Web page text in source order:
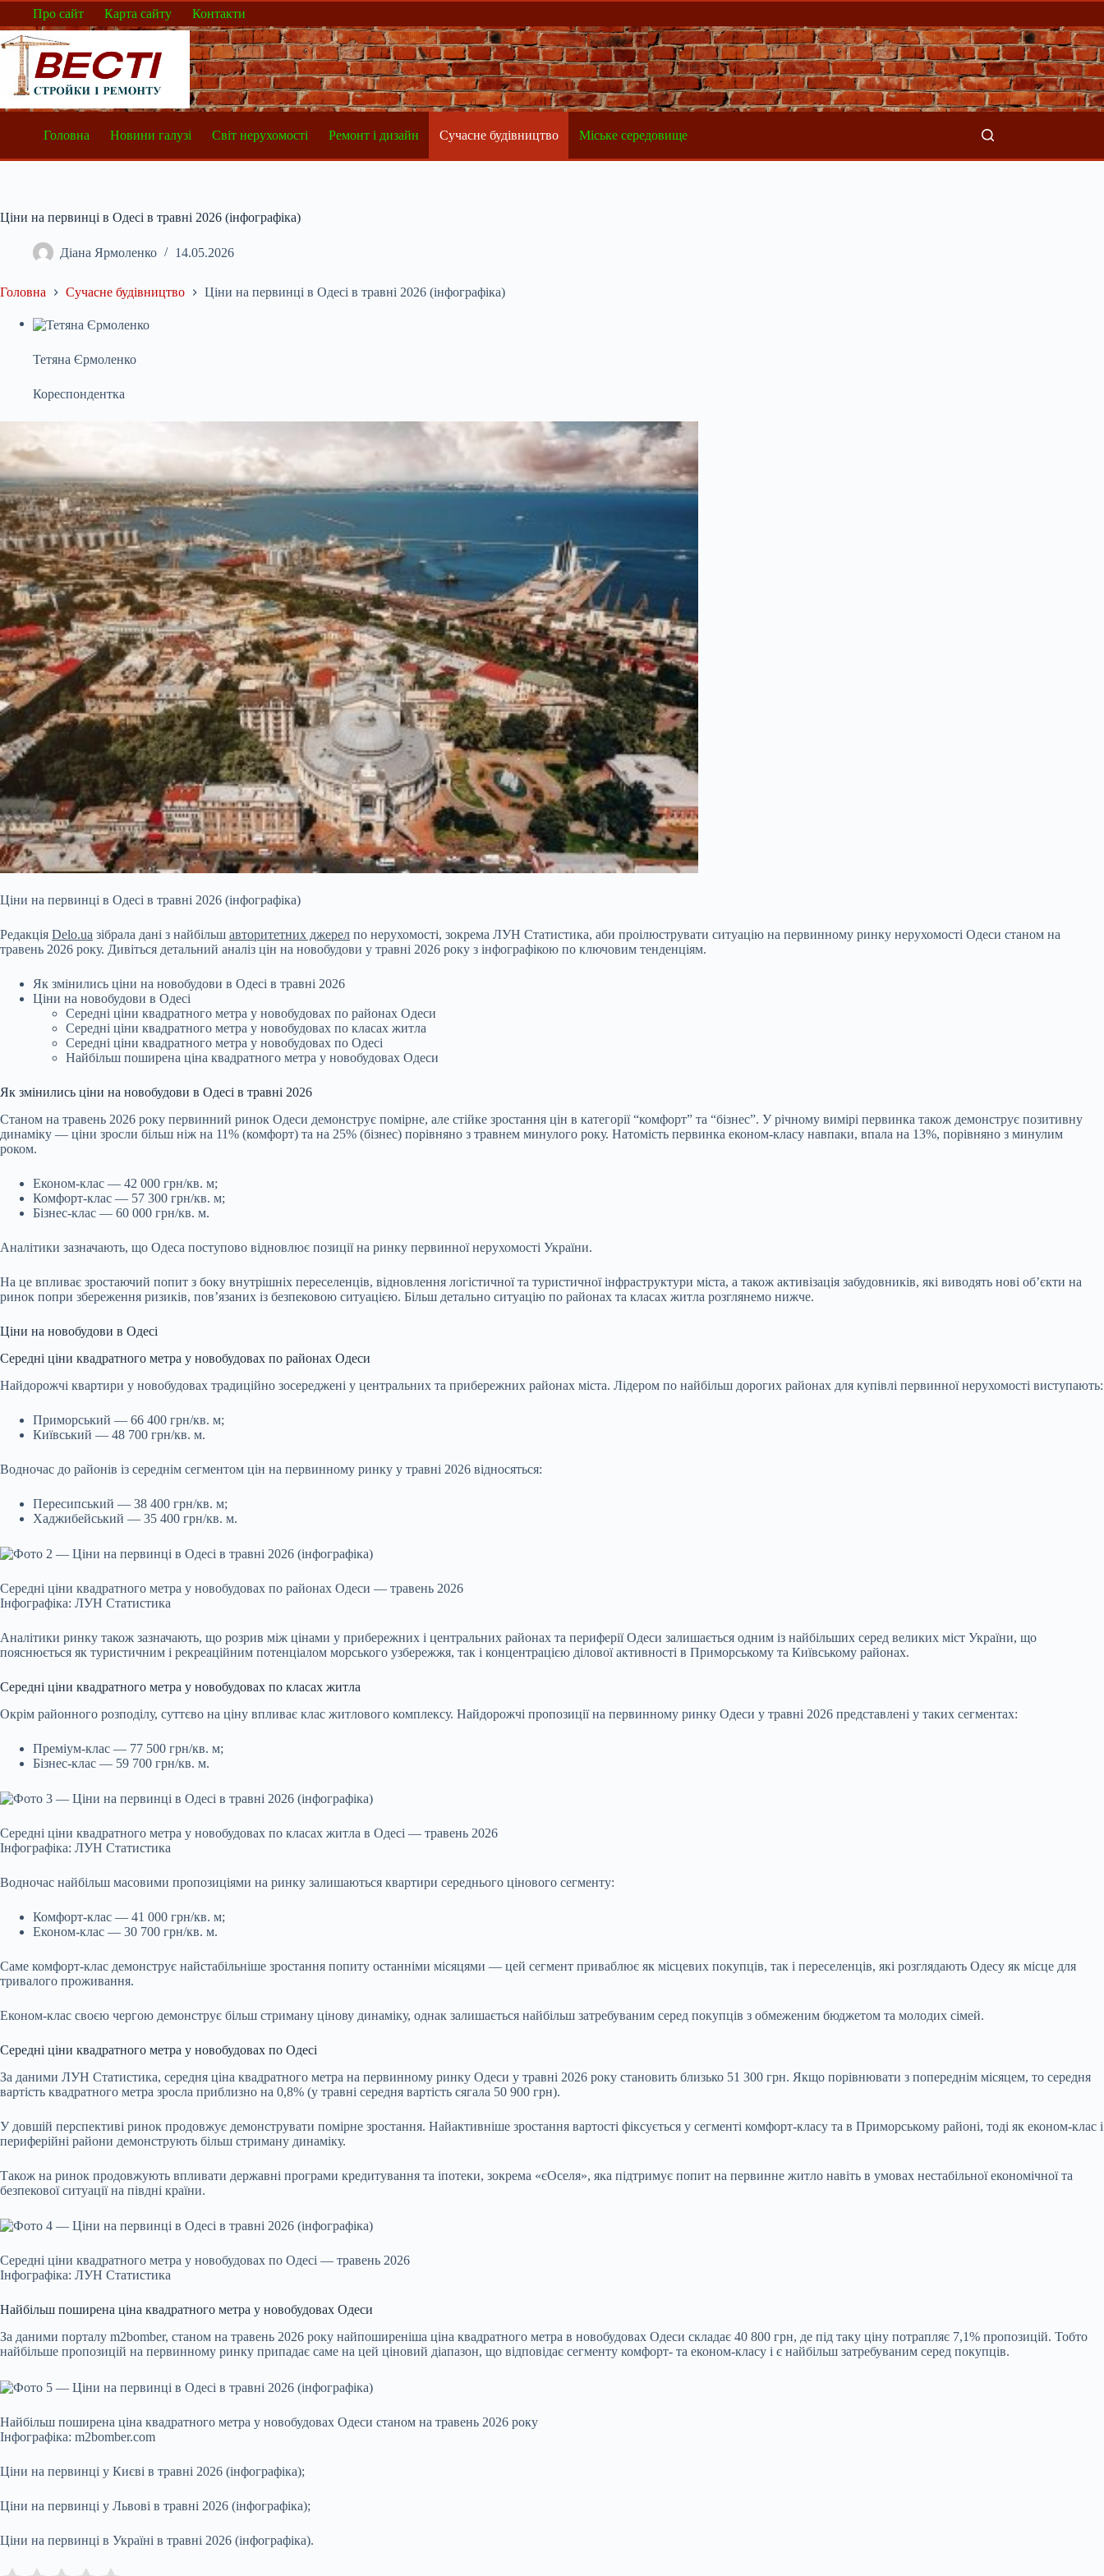
Перейти
вмісту
Про сайт Карта сайту Контакти
Головна Новини галузі Світ нерухомості Ремонт і дизайн Сучасне будівництво Міське середовище
Ціни на первинці в Одесі в травні 2026 (інфографіка)
Діана Ярмоленко 14.05.2026
Головна Сучасне будівництво Ціни на первинці в Одесі в травні 2026 (інфографіка)
Тетяна Єрмоленко
Кореспондентка
Ціни на первинці в Одесі в травні 2026 (інфографіка)
Редакція Delo.ua зібрала дані з найбільш авторитетних джерел по нерухомості, зокрема ЛУН Статистика, аби проілюструвати ситуацію на первинному ринку нерухомості Одеси станом на
травень 2026 року. Дивіться детальний аналіз цін на новобудови у травні 2026 року з інфографікою по ключовим тенденціям.
Як змінились ціни на новобудови в Одесі в травні 2026
Ціни на новобудови в Одесі
Середні ціни квадратного метра у новобудовах по районах Одеси
Середні ціни квадратного метра у новобудовах по класах житла
Середні ціни квадратного метра у новобудовах по Одесі
Найбільш поширена ціна квадратного метра у новобудовах Одеси
Як змінились ціни на новобудови в Одесі в травні 2026
Станом на травень 2026 року первинний ринок Одеси демонструє помірне, але стійке зростання цін в категорії “комфорт” та “бізнес”. У річному вимірі первинка також демонструє позитивну
динаміку — ціни зросли більш ніж на 11% (комфорт) та на 25% (бізнес) порівняно з травнем минулого року. Натомість первинка економ-класу навпаки, впала на 13%, порівняно з минулим
роком.
Економ-клас — 42 000 грн/кв. м;
Комфорт-клас — 57 300 грн/кв. м;
Бізнес-клас — 60 000 грн/кв. м.
Аналітики зазначають, що Одеса поступово відновлює позиції на ринку первинної нерухомості України.
На це впливає зростаючий попит з боку внутрішніх переселенців, відновлення логістичної та туристичної інфраструктури міста, а також активізація забудовників, які виводять нові об’єкти на
ринок попри збереження ризиків, пов’язаних із безпековою ситуацією. Більш детально ситуацію по районах та класах житла розглянемо нижче.
Ціни на новобудови в Одесі
Середні ціни квадратного метра у новобудовах по районах Одеси
Найдорожчі квартири у новобудовах традиційно зосереджені у центральних та прибережних районах міста. Лідером по найбільш дорогих районах для купівлі первинної нерухомості виступають:
Приморський — 66 400 грн/кв. м;
Київський — 48 700 грн/кв. м.
Водночас до районів із середнім сегментом цін на первинному ринку у травні 2026 відносяться:
Пересипський — 38 400 грн/кв. м;
Хаджибейський — 35 400 грн/кв. м.
Середні ціни квадратного метра у новобудовах по районах Одеси — травень 2026
Інфографіка: ЛУН Статистика
Аналітики ринку також зазначають, що розрив між цінами у прибережних і центральних районах та периферії Одеси залишається одним із найбільших серед великих міст України, що
пояснюється як туристичним і рекреаційним потенціалом морського узбережжя, так і концентрацією ділової активності в Приморському та Київському районах.
Середні ціни квадратного метра у новобудовах по класах житла
Окрім районного розподілу, суттєво на ціну впливає клас житлового комплексу. Найдорожчі пропозиції на первинному ринку Одеси у травні 2026 представлені у таких сегментах:
Преміум-клас — 77 500 грн/кв. м;
Бізнес-клас — 59 700 грн/кв. м.
Середні ціни квадратного метра у новобудовах по класах житла в Одесі — травень 2026
Інфографіка: ЛУН Статистика
Водночас найбільш масовими пропозиціями на ринку залишаються квартири середнього цінового сегменту:
Комфорт-клас — 41 000 грн/кв. м;
Економ-клас — 30 700 грн/кв. м.
Саме комфорт-клас демонструє найстабільніше зростання попиту останніми місяцями — цей сегмент приваблює як місцевих покупців, так і переселенців, які розглядають Одесу як місце для
тривалого проживання.
Економ-клас своєю чергою демонструє більш стриману цінову динаміку, однак залишається найбільш затребуваним серед покупців з обмеженим бюджетом та молодих сімей.
Середні ціни квадратного метра у новобудовах по Одесі
За даними ЛУН Статистика, середня ціна квадратного метра на первинному ринку Одеси у травні 2026 року становить близько 51 300 грн. Якщо порівнювати з попереднім місяцем, то середня
вартість квадратного метра зросла приблизно на 0,8% (у травні середня вартість сягала 50 900 грн).
У довшій перспективі ринок продовжує демонструвати помірне зростання. Найактивніше зростання вартості фіксується у сегменті комфорт-класу та в Приморському районі, тоді як економ-клас і
периферійні райони демонструють більш стриману динаміку.
Також на ринок продовжують впливати державні програми кредитування та іпотеки, зокрема «єОселя», яка підтримує попит на первинне житло навіть в умовах нестабільної економічної та
безпекової ситуації на півдні країни.
Середні ціни квадратного метра у новобудовах по Одесі — травень 2026
Інфографіка: ЛУН Статистика
Найбільш поширена ціна квадратного метра у новобудовах Одеси
За даними порталу m2bomber, станом на травень 2026 року найпоширеніша ціна квадратного метра в новобудовах Одеси складає 40 800 грн, де під таку ціну потрапляє 7,1% пропозицій. Тобто
найбільше пропозицій на первинному ринку припадає саме на цей ціновий діапазон, що відповідає сегменту комфорт- та економ-класу і є найбільш затребуваним серед покупців.
Найбільш поширена ціна квадратного метра у новобудовах Одеси станом на травень 2026 року
Інфографіка: m2bomber.com
Ціни на первинці у Києві в травні 2026 (інфографіка);
Ціни на первинці у Львові в травні 2026 (інфографіка);
Ціни на первинці в Україні в травні 2026 (інфографіка).